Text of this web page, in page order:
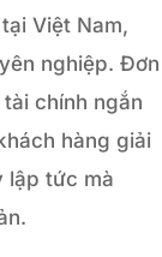
Việt Nam,
nghiệp. Đơn
chính ngắn
hàng giải
lập tức mà